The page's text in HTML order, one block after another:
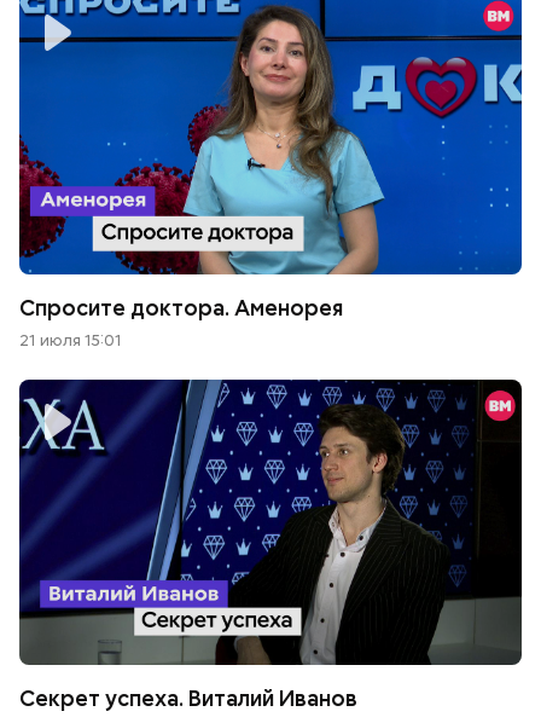
Спросите доктора. Аменорея
21 июля 15:01
Секрет успеха. Виталий Иванов